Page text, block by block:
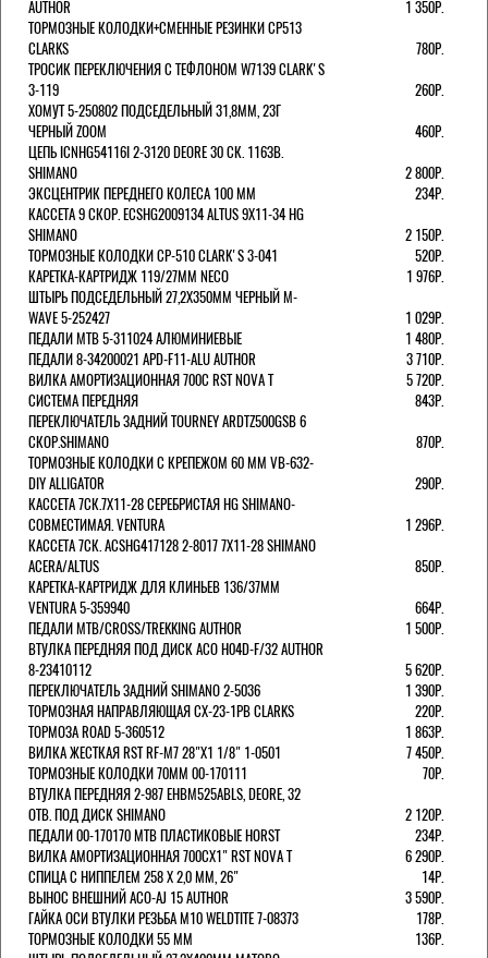
AUTHOR
1 350Р.
ТОРМОЗНЫЕ КОЛОДКИ+СМЕННЫЕ РЕЗИНКИ CP513
CLARKS
780Р.
ТРОСИК ПЕРЕКЛЮЧЕНИЯ С ТЕФЛОНОМ W7139 СLARK'S
3-119
260Р.
ХОМУТ 5-250802 ПОДСЕДЕЛЬНЫЙ 31,8ММ, 23Г
ЧЕРНЫЙ ZOOM
460Р.
ЦЕПЬ ICNHG54116I 2-3120 DEORE 30 СК. 116ЗВ.
SHIMANO
2 800Р.
ЭКСЦЕНТРИК ПЕРЕДНЕГО КОЛЕСА 100 ММ
234Р.
КАССЕТА 9 СКОР. ECSHG2009134 ALTUS 9Х11-34 HG
SHIMANO
2 150Р.
ТОРМОЗНЫЕ КОЛОДКИ CP-510 CLARK'S 3-041
520Р.
КАРЕТКА-КАРТРИДЖ 119/27ММ NECO
1 976Р.
ШТЫРЬ ПОДСЕДЕЛЬНЫЙ 27,2Х350ММ ЧЕРНЫЙ M-
WAVE 5-252427
1 029Р.
ПЕДАЛИ MTB 5-311024 АЛЮМИНИЕВЫЕ
1 480Р.
ПЕДАЛИ 8-34200021 APD-F11-ALU AUTHOR
3 710Р.
ВИЛКА АМОРТИЗАЦИОННАЯ 700С RST NOVA T
5 720Р.
СИСТЕМА ПЕРЕДНЯЯ
843Р.
ПЕРЕКЛЮЧАТЕЛЬ ЗАДНИЙ TOURNEY ARDTZ500GSB 6
СКОР.SHIMANO
870Р.
ТОРМОЗНЫЕ КОЛОДКИ С КРЕПЕЖОМ 60 ММ VB-632-
DIY ALLIGATOR
290Р.
КАССЕТА 7СК.7Х11-28 СЕРЕБРИСТАЯ HG SHIMANO-
СОВМЕСТИМАЯ. VENTURA
1 296Р.
КАССЕТА 7СК. ACSHG417128 2-8017 7Х11-28 SHIMANO
ACERA/ALTUS
850Р.
КАРЕТКА-КАРТРИДЖ ДЛЯ КЛИНЬЕВ 136/37ММ
VENTURA 5-359940
664Р.
ПЕДАЛИ MTB/CROSS/TREKKING AUTHOR
1 500Р.
ВТУЛКА ПЕРЕДНЯЯ ПОД ДИСК ACO H04D-F/32 AUTHOR
8-23410112
5 620Р.
ПЕРЕКЛЮЧАТЕЛЬ ЗАДНИЙ SHIMANO 2-5036
1 390Р.
ТОРМОЗНАЯ НАПРАВЛЯЮЩАЯ CX-23-1PB CLARKS
220Р.
ТОРМОЗА ROAD 5-360512
1 863Р.
ВИЛКА ЖЕСТКАЯ RST RF-M7 28"Х1 1/8" 1-0501
7 450Р.
ТОРМОЗНЫЕ КОЛОДКИ 70ММ 00-170111
70Р.
ВТУЛКА ПЕРЕДНЯЯ 2-987 EHBM525ABLS, DEORE, 32
ОТВ. ПОД ДИСК SHIMANO
2 120Р.
ПЕДАЛИ 00-170170 МТВ ПЛАСТИКОВЫЕ HORST
234Р.
ВИЛКА АМОРТИЗАЦИОННАЯ 700СХ1" RST NOVA T
6 290Р.
СПИЦА С НИППЕЛЕМ 258 Х 2,0 ММ, 26"
14Р.
ВЫНОС ВНЕШНИЙ ACO-AJ 15 AUTHOR
3 590Р.
ГАЙКА ОСИ ВТУЛКИ РЕЗЬБА М10 WELDTITE 7-08373
178Р.
ТОРМОЗНЫЕ КОЛОДКИ 55 ММ
136Р.